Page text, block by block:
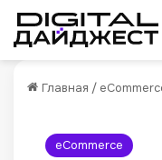
Главная /
eCommerce